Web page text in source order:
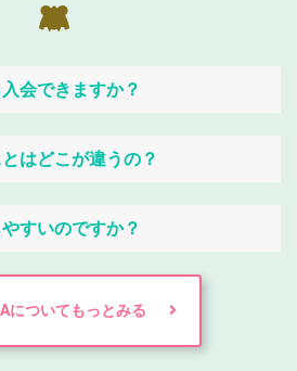
会できますか？
はどこが違うの？
すいのですか？
についてもっとみる